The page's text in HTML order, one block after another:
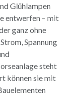
Glühlampen
entwerfen – mit
ganz ohne
Spannung
steht
können sie mit